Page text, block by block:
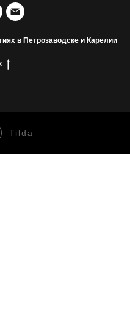
в Петрозаводске и Карелии
Tilda